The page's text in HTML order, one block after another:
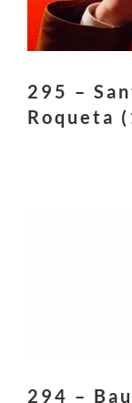
295 –
Roqueta
294 –